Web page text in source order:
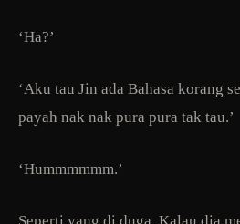
‘Ha?’
‘Aku tau Jin ada Bahasa korang
payah nak nak pura pura tak tau.’
‘Hummmmmm.’